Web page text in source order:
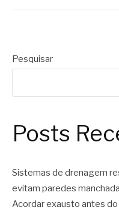
Pesquisar
Posts
Sistemas de drenagem
evitam paredes
Acordar exausto antes